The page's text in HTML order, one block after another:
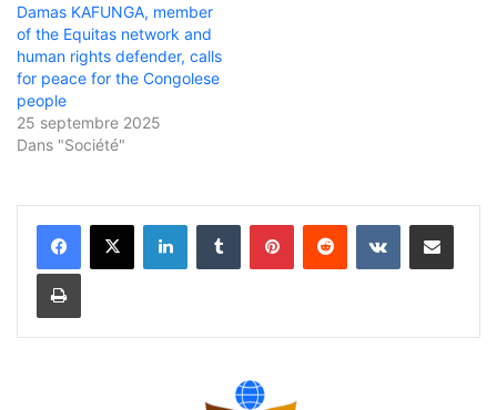
Damas KAFUNGA, member
of the Equitas network and
human rights defender, calls
for peace for the Congolese
people
25 septembre 2025
Dans "Société"